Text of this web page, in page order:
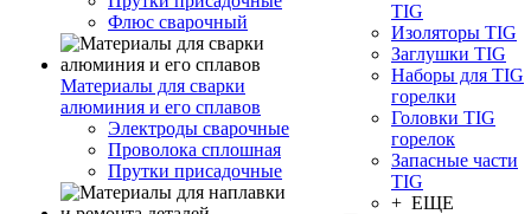
Флюс сварочный
Материалы для сварки
алюминия и его сплавов
Электроды сварочные
Проволока сплошная
Прутки присадочные
TIG
Изоляторы TIG
Заглушки TIG
Наборы для TIG
горелки
Головки TIG
горелок
Запасные части
TIG
+ ЕЩЕ